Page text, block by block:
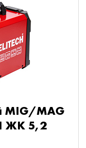
MIG/MAG
ЖК 5,2